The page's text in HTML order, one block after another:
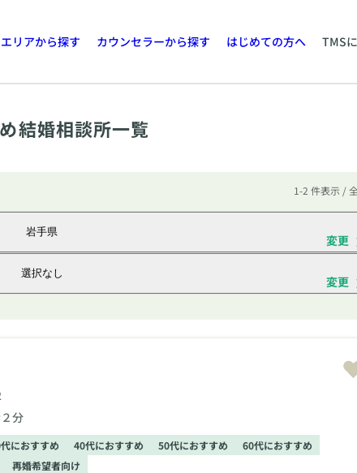
エリアから探す カウンセラーから探す はじめての方へ TMS
結婚相談所一覧
1-2 件表示 /
岩手県
変更
選択なし
変更
分
におすすめ 40代におすすめ 50代におすすめ
60代におすすめ
再婚希望者向け